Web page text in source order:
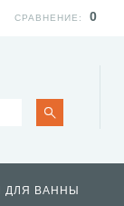
ДЛЯ ВАННЫ
СРАВНЕНИЕ: 0